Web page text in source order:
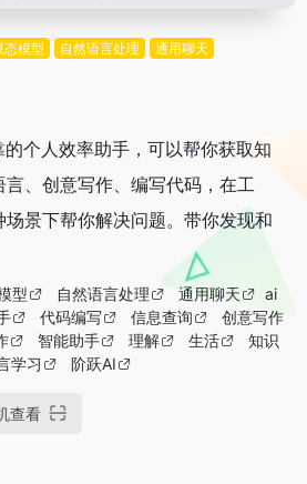
态模型 自然语言处理 通用聊天
个人效率助手，可以帮你获取知
、创意写作、编写代码，在工
景下帮你解决问题。带你发现和
型 自然语言处理 通用聊天
ai
代码编写 信息查询
创意写作
智能助手 理解 生活
知识
学习 阶跃AI
查看